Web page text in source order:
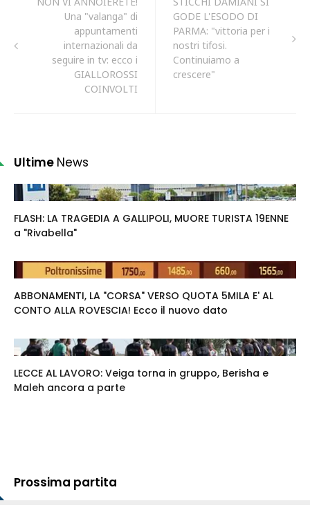
Una "valanga" di
appuntamenti
internazionali da
seguire in tv: ecco i
GIALLOROSSI
COINVOLTI
GODE L'ESODO DI
PARMA: "vittoria per i
nostri tifosi.
Continuiamo a
crescere"
Ultime News
FLASH: LA TRAGEDIA A GALLIPOLI, MUORE TURISTA 19ENNE
a "Rivabella"
ABBONAMENTI, LA "CORSA" VERSO QUOTA 5MILA E' AL
CONTO ALLA ROVESCIA! Ecco il nuovo dato
LECCE AL LAVORO: Veiga torna in gruppo, Berisha e
Maleh ancora a parte
Prossima partita